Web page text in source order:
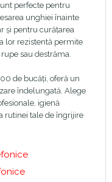
perfecte pentru
unghiei înainte
și pentru curățarea
lor rezistentă permite
sau destrăma.
de bucăți, oferă un
îndelungată. Alege
igienă
rutinei tale de îngrijire